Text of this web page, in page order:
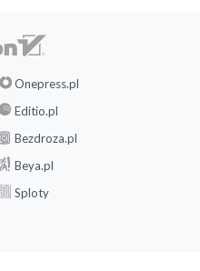
Onepress.pl
Editio.pl
Bezdroza.pl
Beya.pl
Sploty